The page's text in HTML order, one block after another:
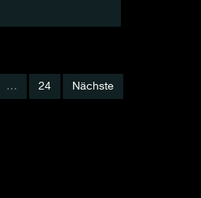
… 24 Nächste